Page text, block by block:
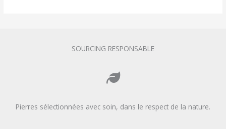
SOURCING RESPONSABLE
Pierres sélectionnées avec soin, dans le respect de la nature.